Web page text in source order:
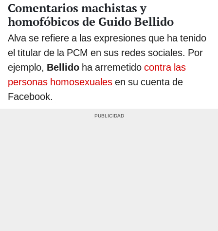
Comentarios machistas y
homofóbicos de Guido Bellido
Alva se refiere a las expresiones que ha tenido
el titular de la PCM en sus redes sociales. Por
ejemplo, Bellido ha arremetido contra las
personas homosexuales en su cuenta de
Facebook.